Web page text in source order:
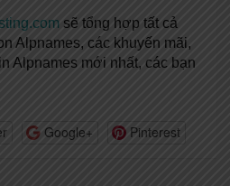
sẽ tổng hợp tất cả
Alpnames, các khuyến mãi,
Alpnames mới nhất, các bạn
Google+ Pinterest